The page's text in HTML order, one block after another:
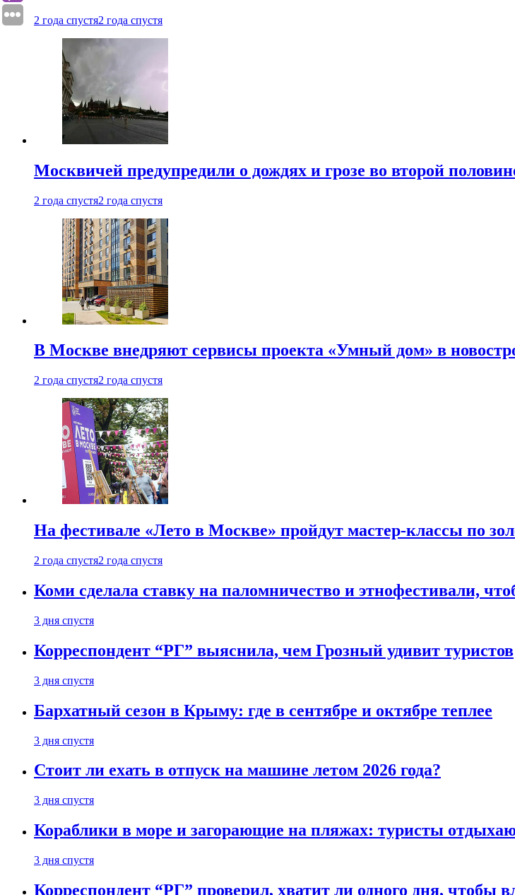
2 года спустя2 года спустя
Москвичей предупредили о дождях и грозе во второй
2 года спустя2 года спустя
В Москве внедряют сервисы проекта «Умный дом» в
2 года спустя2 года спустя
На фестивале «Лето в Москве» пройдут мастер-классы по
2 года спустя2 года спустя
Коми сделала ставку на паломничество и этнофестивали,
3 дня спустя
Корреспондент “РГ” выяснила, чем Грозный удивит туристов
3 дня спустя
Бархатный сезон в Крыму: где в сентябре и октябре теплее
3 дня спустя
Стоит ли ехать в отпуск на машине летом 2026 года?
3 дня спустя
Кораблики в море и загорающие на пляжах: туристы
3 дня спустя
Корреспондент “РГ” проверил, хватит ли одного дня, чтобы